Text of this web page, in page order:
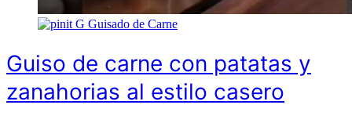
G Guisado de Carne
Guiso de carne con patatas y
zanahorias al estilo casero